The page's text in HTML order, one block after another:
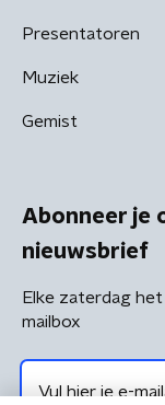
Presentatoren
Muziek
Gemist
Abonneer je
nieuwsbrief
Elke zaterdag
mailbox